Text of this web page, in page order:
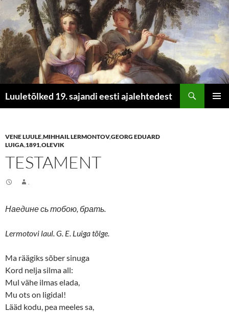
Luuletõlked 19. sajandi eesti ajalehtedest
VENE LUULE,MIHHAIL LERMONTOV,GEORG EDUARD
LUIGA,1891,OLEVIK
TESTAMENT
Наедине сь тобою, брать.
Lermotovi laul. G. E. Luiga tõlge.
Ma räägiks sõber sinuga
Kord nelja silma all:
Mul vähe ilmas elada,
Mu ots on ligidal!
Lääd kodu, pea meeles sa,